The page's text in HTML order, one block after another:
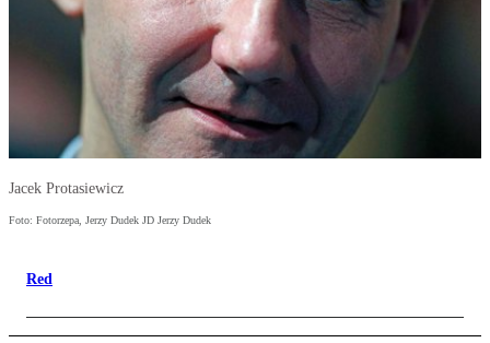
Jacek Protasiewicz
Foto: Fotorzepa, Jerzy Dudek JD Jerzy Dudek
Red